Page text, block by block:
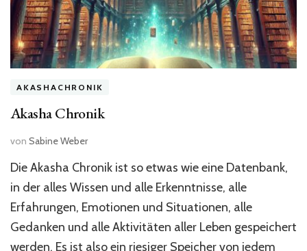
AKASHACHRONIK
Akasha Chronik
von Sabine Weber
Die Akasha Chronik ist so etwas wie eine Datenbank,
in der alles Wissen und alle Erkenntnisse, alle
Erfahrungen, Emotionen und Situationen, alle
Gedanken und alle Aktivitäten aller Leben gespeichert
werden. Es ist also ein riesiger Speicher von jedem